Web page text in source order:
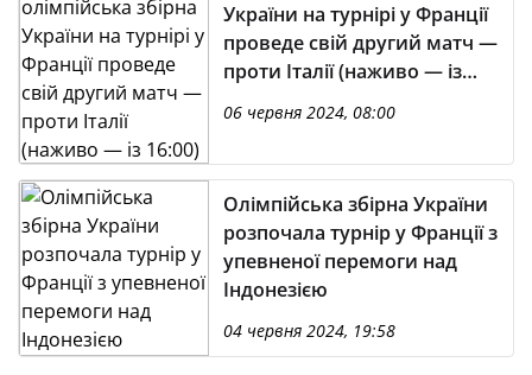
України на турнірі у Франції
проведе свій другий матч —
проти Італії (наживо — із
06 червня 2024, 08:00
Олімпійська збірна України
розпочала турнір у Франції з
упевненої перемоги над
Індонезією
04 червня 2024, 19:58